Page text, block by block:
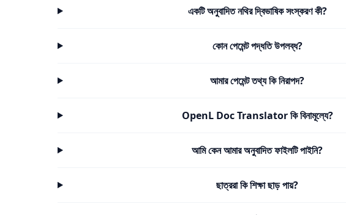
একটি অনুবাদিত নথির দ্বিভাষিক সংস্করণ কী?
কোন পেমেন্ট পদ্ধতি উপলব্ধ?
আমার পেমেন্ট তথ্য কি নিরাপদ?
OpenL Doc Translator কি বিনামূল্যে?
আমি কেন আমার অনুবাদিত ফাইলটি পাইনি?
ছাত্ররা কি শিক্ষা ছাড় পায়?